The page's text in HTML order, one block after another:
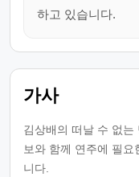
하고 있습니다.
가사
김상배의 떠날 수 없는
보와 함께 연주에 필
니다.